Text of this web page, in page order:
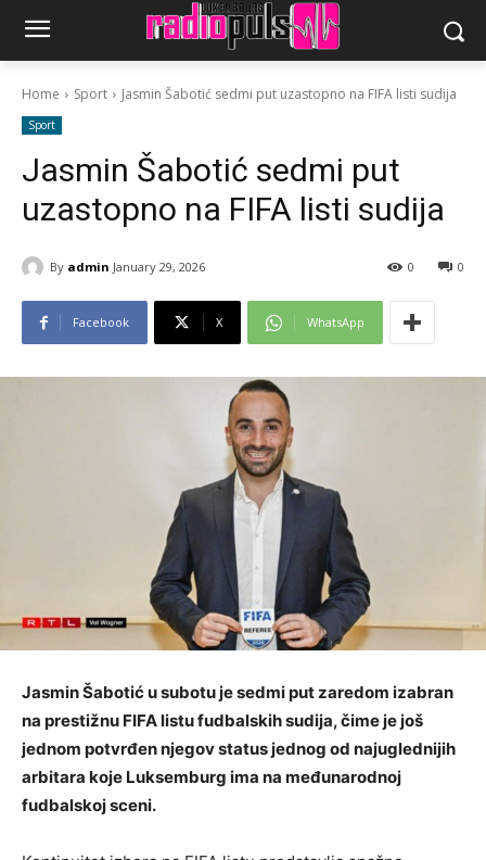
Home Sport Jasmin Šabotić sedmi put uzastopno na FIFA listi sudija
Sport
Jasmin Šabotić sedmi put
uzastopno na FIFA listi sudija
By admin January 29, 2026 0
0
Facebook X WhatsApp
Jasmin Šabotić u subotu je sedmi put zaredom izabran
na prestižnu FIFA listu fudbalskih sudija, čime je još
jednom potvrđen njegov status jednog od najuglednijih
arbitara koje Luksemburg ima na međunarodnoj
fudbalskoj sceni.